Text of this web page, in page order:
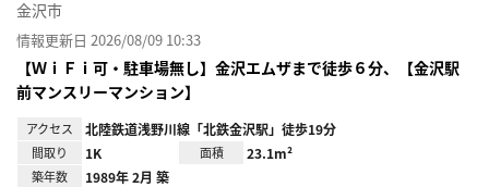
金沢市
情報更新日 2026/08/09 10:33
【ＷｉＦｉ可・駐車場無し】金沢エムザまで徒歩６分、【金沢駅
前マンスリーマンション】
アクセス 北陸鉄道浅野川線「北鉄金沢駅」徒歩19分
間取り 1K 面積 23.1m²
築年数 1989年 2月 築